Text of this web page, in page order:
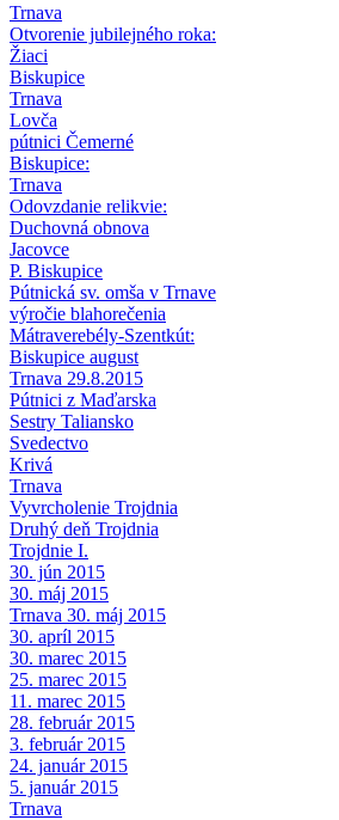
Trnava
Otvorenie jubilejného roka:
Žiaci
Biskupice
Trnava
Lovča
pútnici Čemerné
Biskupice:
Trnava
Odovzdanie relikvie:
Duchovná obnova
Jacovce
P. Biskupice
Pútnická sv. omša v Trnave
výročie blahorečenia
Mátraverebély-Szentkút:
Biskupice august
Trnava 29.8.2015
Pútnici z Maďarska
Sestry Taliansko
Svedectvo
Krivá
Trnava
Vyvrcholenie Trojdnia
Druhý deň Trojdnia
Trojdnie I.
30. jún 2015
30. máj 2015
Trnava 30. máj 2015
30. apríl 2015
30. marec 2015
25. marec 2015
11. marec 2015
28. február 2015
3. február 2015
24. január 2015
5. január 2015
Trnava